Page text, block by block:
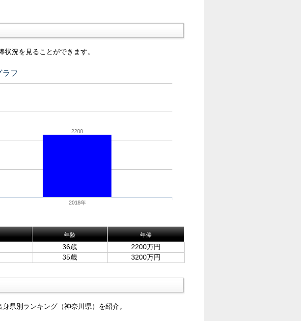
況を見ることができます。
ラフ
2200
2018年
年齢 年俸
36歳
2200万円
35歳 3200万円
県別ランキング（神奈川県）を紹介。